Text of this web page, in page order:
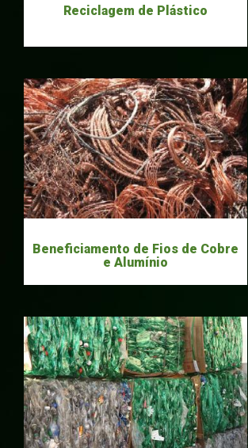
Reciclagem de Plástico
Beneficiamento de Fios de Cobre
e Alumínio